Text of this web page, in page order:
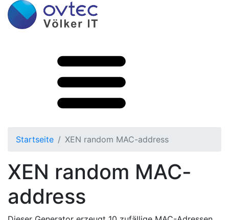
Zum Hauptinhalt springen
Startseite XEN random MAC-address
XEN random MAC-
address